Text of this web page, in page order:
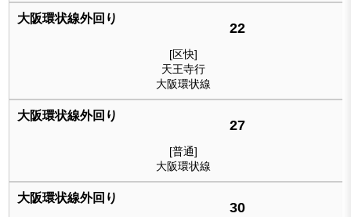
22
[区快]
天王寺行
大阪環状線
27
[普通]
大阪環状線
30